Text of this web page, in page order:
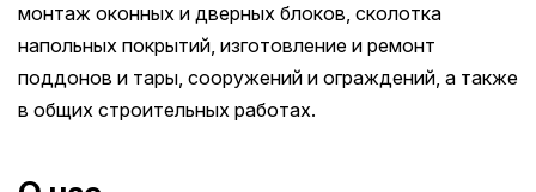
монтаж оконных и дверных блоков, сколотка
напольных покрытий, изготовление и ремонт
поддонов и тары, сооружений и ограждений, а также
в общих строительных работах.